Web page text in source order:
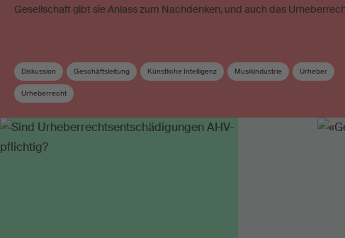
Gesellschaft gibt sie Anlass zum Nachdenken, und auch das
Diskussion Geschäftsleitung Künstliche Intelligenz Musikindustrie Urheber
Urheberrecht